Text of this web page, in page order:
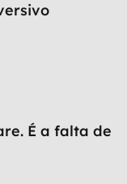
É a falta de